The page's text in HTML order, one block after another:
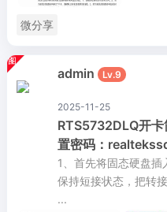
微分享
admin Lv.9
2025-11-25
RTS5732DLQ开
置密码：realtekssd
1、首先将固态硬盘插
保持短接状态，把转
...